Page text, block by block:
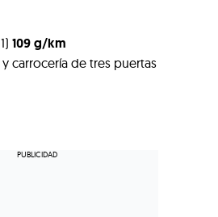
109 g/km
carrocería de tres puertas